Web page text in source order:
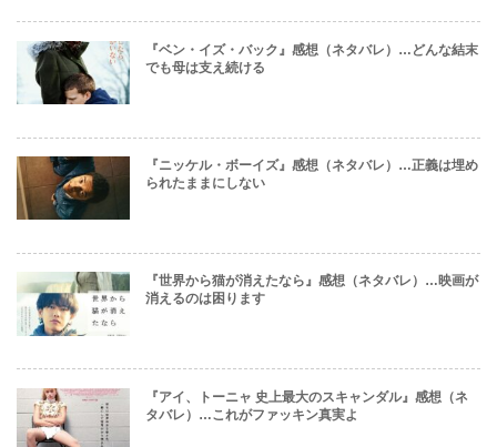
『ベン・イズ・バック』感想（ネタバレ）…どんな結末
でも母は支え続ける
『ニッケル・ボーイズ』感想（ネタバレ）…正義は埋め
られたままにしない
『世界から猫が消えたなら』感想（ネタバレ）…映画が
消えるのは困ります
『アイ、トーニャ 史上最大のスキャンダル』感想（ネ
タバレ）…これがファッキン真実よ